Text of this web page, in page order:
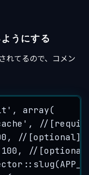
うにする
れてるので、コメン
' , array(
' ,
//
,
//[optional]
100 ,
//
:: slug(